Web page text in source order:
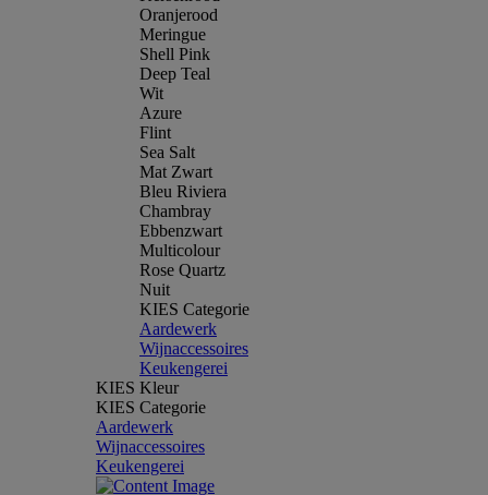
Oranjerood
Meringue
Shell Pink
Deep Teal
Wit
Azure
Flint
Sea Salt
Mat Zwart
Bleu Riviera
Chambray
Ebbenzwart
Multicolour
Rose Quartz
Nuit
KIES Categorie
Aardewerk
Wijnaccessoires
Keukengerei
KIES Kleur
KIES Categorie
Aardewerk
Wijnaccessoires
Keukengerei